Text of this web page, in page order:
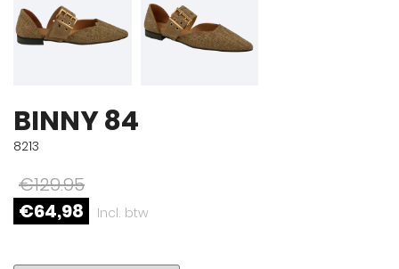
BINNY 84
8213
€129.95
€64,98
Incl. btw